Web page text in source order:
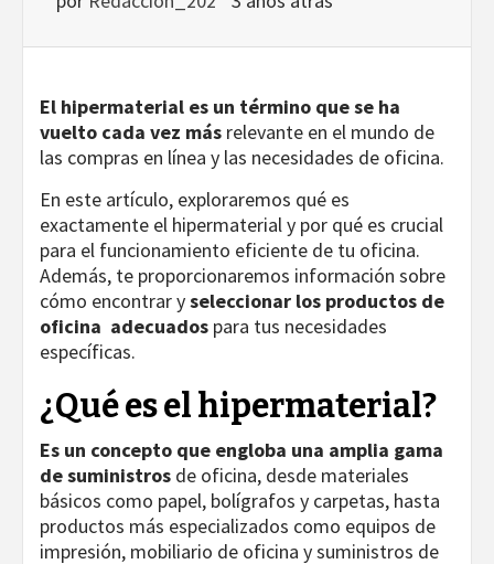
El hipermaterial es un término que se ha
vuelto cada vez más relevante en el mundo de
las compras en línea y las necesidades de oficina.
En este artículo, exploraremos qué es
exactamente el hipermaterial y por qué es crucial
para el funcionamiento eficiente de tu oficina.
Además, te proporcionaremos información sobre
cómo encontrar yseleccionar los productos de
oficina adecuados para tus necesidades
específicas.
¿Qué es el hipermaterial?
Es un concepto que engloba una amplia gama
de suministros de oficina, desde materiales
básicos como papel, bolígrafos y carpetas, hasta
productos más especializados como equipos de
impresión, mobiliario de oficina y suministros de